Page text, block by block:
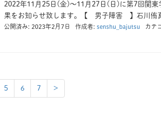
2022年11月25日(金)～11月27日(日)に第7回関
果をお知らせ致します。【 男子障害 】石川
公開済み: 2023年2月7日 作成者: senshu_bajutsu カテ
5 6 7 >